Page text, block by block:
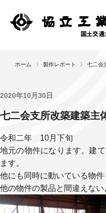
ス
作
ポ
ー
ト
作
業
工
ホーム 〉 製作レポート 〉 七二会
2020年10月30日
七二会支所改築建築主
令和二年 10月下旬
地元の物件になります。建
ます。
他にも同時に動いている物
他の物件の製品と間違えない